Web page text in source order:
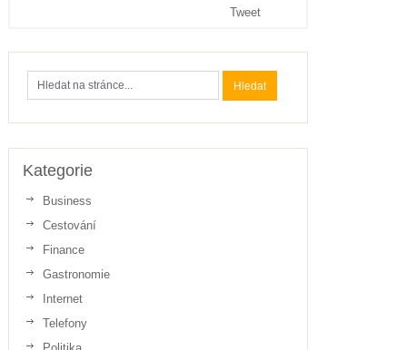
Tweet
Kategorie
Business
Cestování
Finance
Gastronomie
Internet
Telefony